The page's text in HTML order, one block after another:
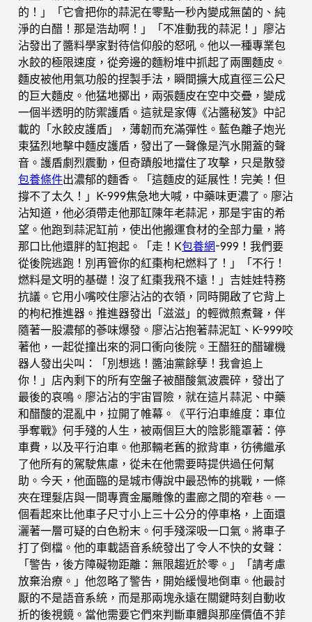
的！」「它會把你的蒜泥在零點一秒內變成無菌的、純
淨的白醋！那是浩劫啊！」「不准動我的蒜泥！」廖沾
沾發出了醬料學家對待信仰般的怒吼。他以一種專業包
水餃的極限速度，從旁邊的麵粉堆中抓起了兩團麵皮。
麵皮被他用氣功般的捏製手法，瞬間擴大成直徑三公尺
的巨大麵皮。他猛地擲出，兩張麵皮在空中交疊，變成
一個半透明的防禦護盾。這就是家傳《沾醬秘笈》中記
載的「水餃皮護盾」，薄韌而充滿彈性。藍色離子炮光
束猛烈地擊中麵皮護盾，發出了一聲像是汽水開蓋的聲
音。護盾劇烈震動，但奇蹟般地擋住了攻擊，只是散發
包養條件出濃郁的麵香。「這麵皮的延展性！完美！但
撐不了太久！」K-999焦急地大喊，中藥味更濃了。廖沾
沾知道，他必須帶走他那缸陳年老蒜泥，那是宇宙的希
望。他跑到蒜泥缸前，使出他搬運食材的全部力量，將
那口比他還胖的缸抱起。「走！K包養網-999！我們要
從後院逃跑！別再管你的紅棗枸杞燃料了！」「不行！
燃料是文明的基礎！沒了紅棗我飛不遠！」吉娃娃特務
抗議。它用小嘴咬住廖沾沾的衣領，同時開啟了它背上
的枸杞推進器。推進器發出「滋滋」的輕微煎煮聲，伴
隨著一股濃郁的蔘味爆發。廖沾沾抱著蒜泥缸、K-999咬
著他，一起從撞出來的洞口衝向後院。王醋狂的醋罐機
器人發出尖叫：「別想逃！醬油黨餘孽！我會追上
你！」店內剩下的所有空盤子被醋酸氣波震碎，發出了
最後的哀鳴。廖沾沾的宇宙冒險，就在這片蒜泥、中藥
和醋酸的混亂中，拉開了帷幕。《平行泊車維度：車位
爭奪戰》何手殘的人生，被兩個巨大的陰影籠罩著：停
車費，以及平行泊車。他那輛老舊的掀背車，彷彿繼承
了他所有的駕駛焦慮，從未在他需要時提供過任何幫
助。今天，他面臨的是城市傳說中最恐怖的挑戰，一條
夾在理髮店與一間專賣金屬雕像的畫廊之間的窄巷。一
個看起來比他車子尺寸小上三十公分的停車格，上面還
灑著一層可疑的白色粉末。何手殘深吸一口氣。將車子
打了倒檔。他的車載語音系統發出了令人不快的女聲：
「警告，後方障礙物距離：無限趨近於零。」「請考慮
放棄治療。」他忽略了警告，開始緩慢地倒車。他最討
厭的不是語音系統，而是那兩塊永遠在關鍵時刻自動收
折的後視鏡。當他需要它們來判斷車體與那座價值不菲